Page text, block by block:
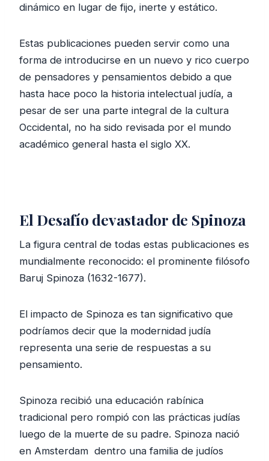
dinámico en lugar de fijo, inerte y estático.
Estas publicaciones pueden servir como una
forma de introducirse en un nuevo y rico cuerpo
de pensadores y pensamientos debido a que
hasta hace poco la historia intelectual judía, a
pesar de ser una parte integral de la cultura
Occidental, no ha sido revisada por el mundo
académico general hasta el siglo XX.
El Desafío devastador de Spinoza
La figura central de todas estas publicaciones es
mundialmente reconocido: el prominente filósofo
Baruj Spinoza (1632-1677).
El impacto de Spinoza es tan significativo que
podríamos decir que la modernidad judía
representa una serie de respuestas a su
pensamiento.
Spinoza recibió una educación rabínica
tradicional pero rompió con las prácticas judías
luego de la muerte de su padre. Spinoza nació
en Amsterdam dentro una familia de judíos